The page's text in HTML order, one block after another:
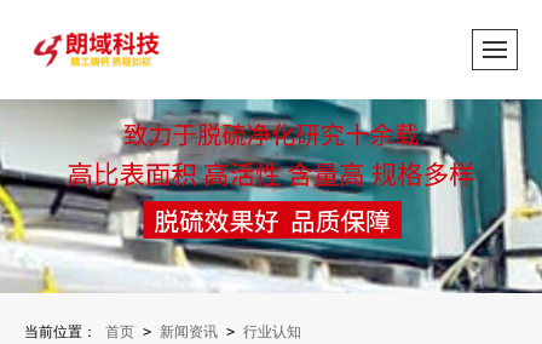
当前位置： 首页 > 新闻资讯 > 行业认知